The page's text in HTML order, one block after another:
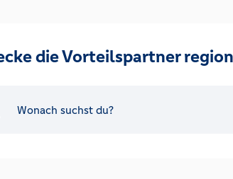
die Vorteilspartner